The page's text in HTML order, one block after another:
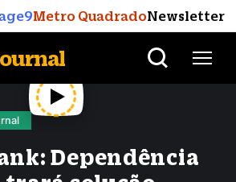
Metro QuadradoNewsletter
Dependência